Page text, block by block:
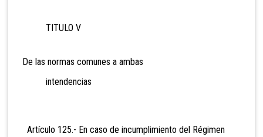
TITULO V
De las normas comunes a ambas
intendencias
Artículo 125.- En caso de incumplimiento del Régimen